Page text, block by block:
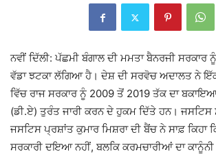
ਨਵੀਂ ਦਿੱਲੀ: ਪੱਛਮੀ ਬੰਗਾਲ ਦੀ ਮਮਤਾ ਬੈਨਰਜੀ
ਵੱਡਾ ਝਟਕਾ ਲੱਗਿਆ ਹੈ। ਦੇਸ਼ ਦੀ ਸਰਵੋਚ ਅਦਾਲਤ ਨੇ
ਵਿੱਚ ਰਾਜ ਸਰਕਾਰ ਨੂੰ 2009 ਤੋਂ 2019 ਤੱਕ ਦਾ
(ਡੀ.ਏ) ਤੁਰੰਤ ਜਾਰੀ ਕਰਨ ਦੇ ਹੁਕਮ ਦਿੱਤੇ ਹਨ।
ਜਸਟਿਸ ਪ੍ਰਸ਼ਾਂਤ ਕੁਮਾਰ ਮਿਸ਼ਰਾ ਦੀ ਬੈਂਚ ਨੇ ਸਾਫ਼ ਕਿਹਾ
ਸਰਕਾਰੀ ਦਇਆ ਨਹੀਂ, ਬਲਕਿ ਕਰਮਚਾਰੀਆਂ ਦਾ ਕਾਨੂੰਨੀ